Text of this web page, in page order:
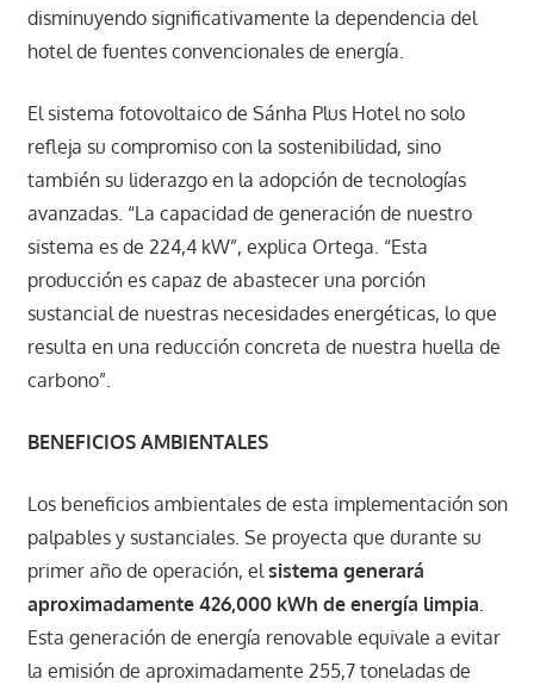
disminuyendo significativamente la dependencia del
hotel de fuentes convencionales de energía.
El sistema fotovoltaico de Sánha Plus Hotel no solo
refleja su compromiso con la sostenibilidad, sino
también su liderazgo en la adopción de tecnologías
avanzadas. “La capacidad de generación de nuestro
sistema es de 224,4 kW”, explica Ortega. “Esta
producción es capaz de abastecer una porción
sustancial de nuestras necesidades energéticas, lo que
resulta en una reducción concreta de nuestra huella de
carbono”.
BENEFICIOS AMBIENTALES
Los beneficios ambientales de esta implementación son
palpables y sustanciales. Se proyecta que durante su
primer año de operación, elsistema generará
aproximadamente 426,000 kWh de energía limpia.
Esta generación de energía renovable equivale a evitar
la emisión de aproximadamente 255,7 toneladas de